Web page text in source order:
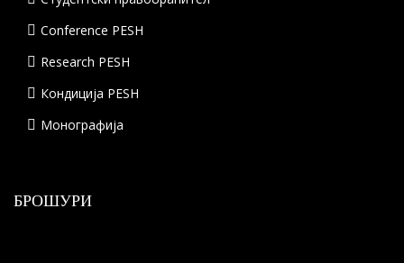
Conference PESH
Research PESH
Кондиција PESH
Монографија
БРОШУРИ